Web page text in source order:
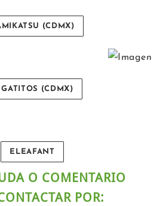
(CDMX)
GATITOS (CDMX)
ELEAFANT
O COMENTARIO
POR: